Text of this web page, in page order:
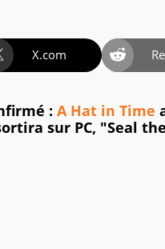
X.com
: A Hat in Time
sur PC, "Seal